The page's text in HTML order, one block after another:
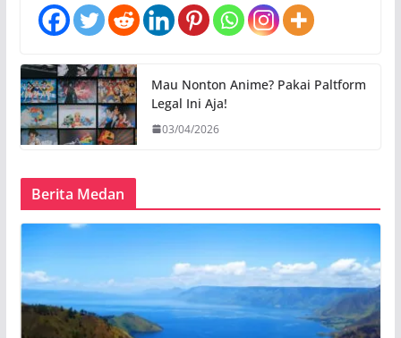
Mau Nonton Anime? Pakai Paltform
Legal Ini Aja!
03/04/2026
Berita Medan